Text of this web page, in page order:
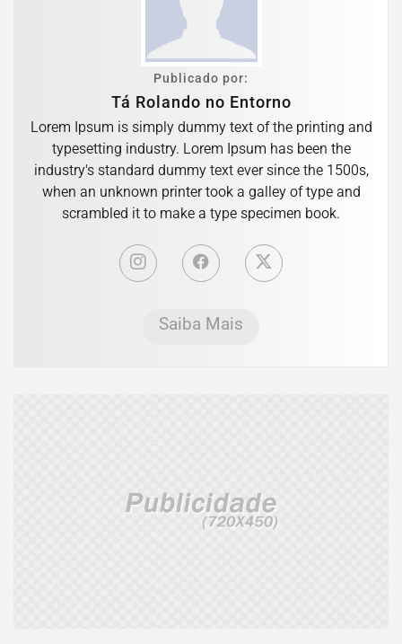
Publicado por:
Tá Rolando no Entorno
Lorem Ipsum is simply dummy text of the printing and
typesetting industry. Lorem Ipsum has been the
industry's standard dummy text ever since the 1500s,
when an unknown printer took a galley of type and
scrambled it to make a type specimen book.
Saiba Mais